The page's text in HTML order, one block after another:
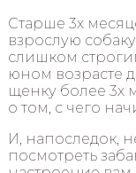
Старше 3х
взрослую
слишком
юном возрасте
щенку более 3х
о том, с чего
И, напоследок,
посмотреть